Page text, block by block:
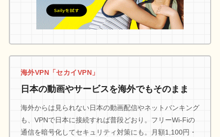
海外VPN「セカイVPN」
日本の動画やサービスを海外でもそのまま
海外からは見られない日本の動画配信やネットバンキング
も、VPNで日本に接続すれば普段どおり。フリーWi-Fiの
通信を暗号化してセキュリティ対策にも。月額1,100円・